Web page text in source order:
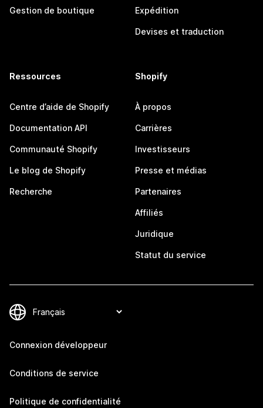
Gestion de boutique Expédition
Devises et traduction
Ressources
Centre d’aide de Shopify
Documentation API
Communauté Shopify
Le blog de Shopify
Recherche
Shopify
À propos
Carrières
Investisseurs
Presse et médias
Partenaires
Affiliés
Juridique
Statut du service
Connexion développeur
Conditions de service
Politique de confidentialité